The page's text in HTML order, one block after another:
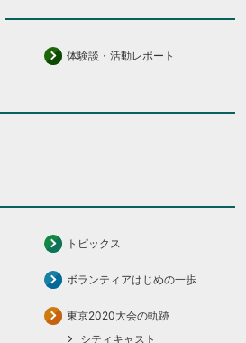
体験談・活動レポート
トピックス
ボランティアはじめの一歩
東京2020大会の軌跡
シティキャスト